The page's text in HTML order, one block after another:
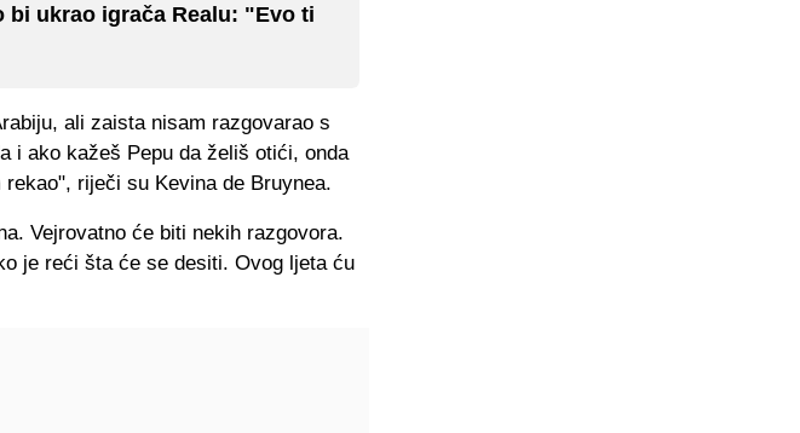
bi ukrao igrača Realu: "Evo ti
ali zaista nisam razgovarao s
i ako kažeš Pepu da želiš otići, onda
riječi su Kevina de Bruynea.
Vejrovatno će biti nekih razgovora.
je reći šta će se desiti. Ovog ljeta ću